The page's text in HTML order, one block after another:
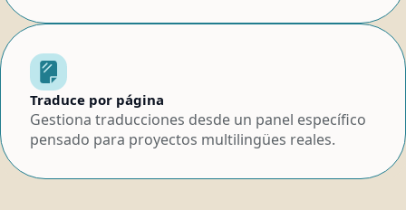
Traduce por página
Gestiona traducciones desde un panel específico
pensado para proyectos multilingües reales.